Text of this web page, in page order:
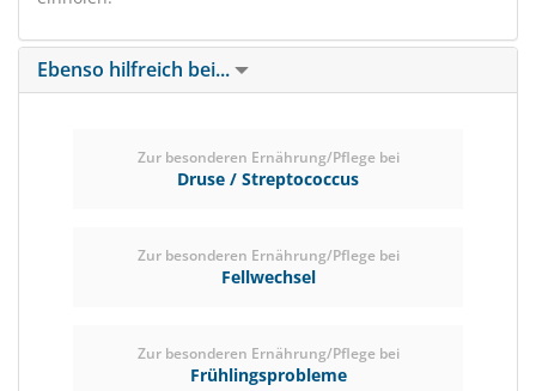
Ebenso hilfreich bei...
Zur besonderen Ernährung/Pflege bei
Druse / Streptococcus
Zur besonderen Ernährung/Pflege bei
Fellwechsel
Zur besonderen Ernährung/Pflege bei
Frühlingsprobleme